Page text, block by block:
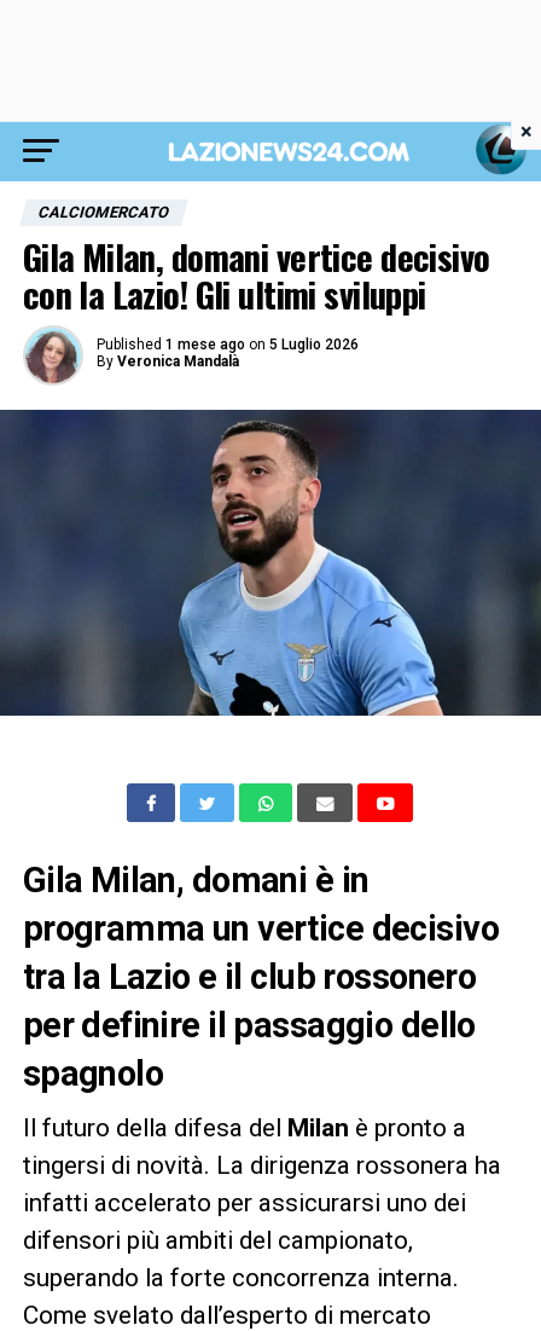
CALCIOMERCATO
Gila Milan, domani vertice decisivo
con la Lazio! Gli ultimi sviluppi
Published 1 mese ago on 5 Luglio 2026
By Veronica Mandalà
Gila Milan, domani è in
programma un vertice decisivo
tra la Lazio e il club rossonero
per definire il passaggio dello
spagnolo
Il futuro della difesa del Milan è pronto a
tingersi di novità. La dirigenza rossonera ha
infatti accelerato per assicurarsi uno dei
difensori più ambiti del campionato,
superando la forte concorrenza interna.
Come svelato dall’esperto di mercato
×